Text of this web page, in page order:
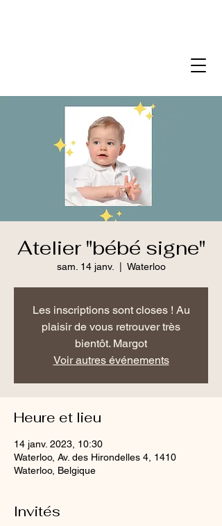
Atelier "bébé signe"
sam. 14 janv. Waterloo
Les inscriptions sont closes ! Au
plaisir de vous retrouver très
bientôt. Margot
Voir autres événements
Heure et lieu
14 janv. 2023, 10:30
Waterloo, Av. des Hirondelles 4, 1410
Waterloo, Belgique
Invités